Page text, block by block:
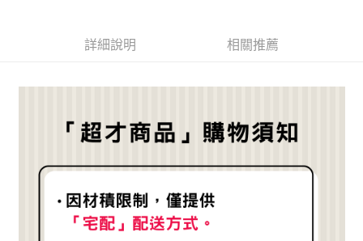
4.訂單成立30分鐘內，如未前往確認交易或遇審核未通過，訂單將自動取
消。如遇「轉專審核」未通過狀況，表示未達大哥付你分期系統評分，恕無
2.透過簡訊連結打開帳單後，可選擇「超商條碼／台灣大直營門市／銀行轉
帳／街口支付／iPASS MONEY」等通路繳費。
【注意事項】
用戶於交易時，得透過本服務購買商品或服務，並由商店將買賣／分期付款
2.基於同意付款使用「大哥付你分期」之契約關係目的，商店將以您的個人
１．簡單：不需註冊會員、不需綁卡、不需儲值。
結帳頁面，進行簡訊認證並確認金額後，即可完成結帳。
２．訂單成立數日內，您將收到繳費通知簡訊。
ATM／網路銀行／等多元方式進行付款，方視為交易完成。
購買商品的店家。未經商家同意取消之訂單仍視為有效，需透過AFTEE先享
後付繳納相關費用。
※ 交易是否成功請以「AFTEE先享後付 」之結帳頁面顯示為準，若有關於
宅配【超才費】中型
詳細說明 相關推薦